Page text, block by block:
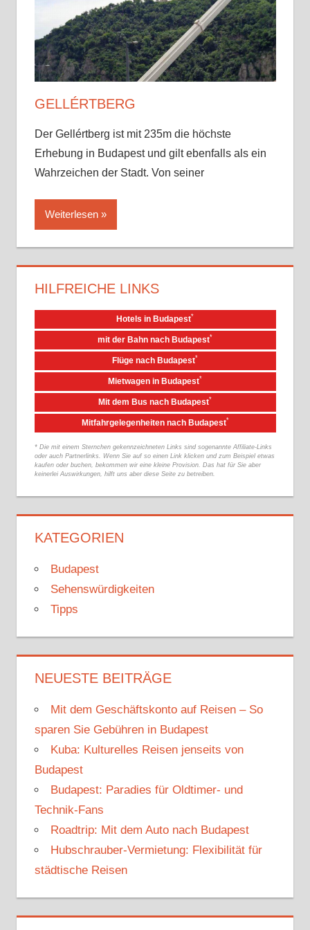
Sehenswürdigkeiten
Tipps
Erfahrungen
GELLÉRTBERG
Der Gellértberg ist mit 235m die höchste
Erhebung in Budapest und gilt ebenfalls als ein
Wahrzeichen der Stadt. Von seiner
Weiterlesen
HILFREICHE LINKS
Hotels in Budapest*
mit der Bahn nach Budapest*
Flüge nach Budapest*
Mietwagen in Budapest*
Mit dem Bus nach Budapest*
Mitfahrgelegenheiten nach Budapest*
* Die mit einem Sternchen gekennzeichneten Links sind sogenannte Affiliate-Links
oder auch Partnerlinks. Wenn Sie auf so einen Link klicken und zum Beispiel etwas
kaufen oder buchen, bekommen wir eine kleine Provision. Das hat für Sie aber
keinerlei Auswirkungen, hilft uns aber diese Seite zu betreiben.
KATEGORIEN
Budapest
Sehenswürdigkeiten
Tipps
NEUESTE BEITRÄGE
Mit dem Geschäftskonto auf Reisen – So
sparen Sie Gebühren in Budapest
Kuba: Kulturelles Reisen jenseits von
Budapest
Budapest: Paradies für Oldtimer- und
Technik-Fans
Roadtrip: Mit dem Auto nach Budapest
Hubschrauber-Vermietung: Flexibilität für
städtische Reisen